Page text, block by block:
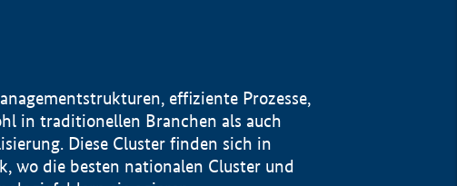
effiziente Prozesse,
in traditionellen Branchen als auch
Diese Cluster finden sich in
wo die besten nationalen Cluster und